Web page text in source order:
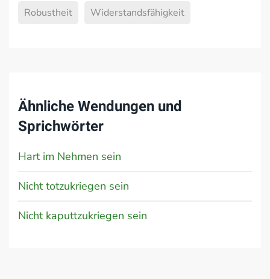
Robustheit Widerstandsfähigkeit
Ähnliche Wendungen und
Sprichwörter
Hart im Nehmen sein
Nicht totzukriegen sein
Nicht kaputtzukriegen sein